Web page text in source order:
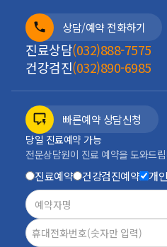
상담/예약 전화하기
진료상담(032)888-7575
건강검진(032)890-6985
빠른예약 상담신청
당일 진료예약 가능
전문상담원이 진료 예약을 도와드
진료예약 건강검진예약 개